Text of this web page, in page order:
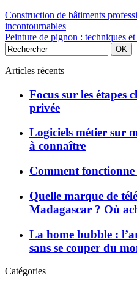
Construction de bâtiments
incontournables
Peinture de pignon : techniques
Articles récents
Focus sur les étapes
privée
Logiciels métier sur
à connaître
Comment fonctionne
Quelle marque de
Madagascar ? Où
La home bubble :
sans se couper du
Catégories